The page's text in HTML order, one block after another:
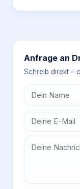
Anfrage an
Schreib direkt –